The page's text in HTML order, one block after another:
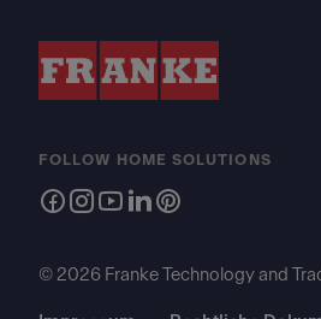
FOLLOW HOME SOLUTIONS
© 2026 Franke Technology and